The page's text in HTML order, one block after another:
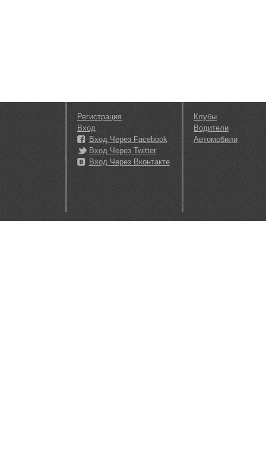
Регистрация
Вход
Вход Через Facebook
Вход Через Twitter
Вход Через Вконтакте
Клубы
Водители
Автомобили